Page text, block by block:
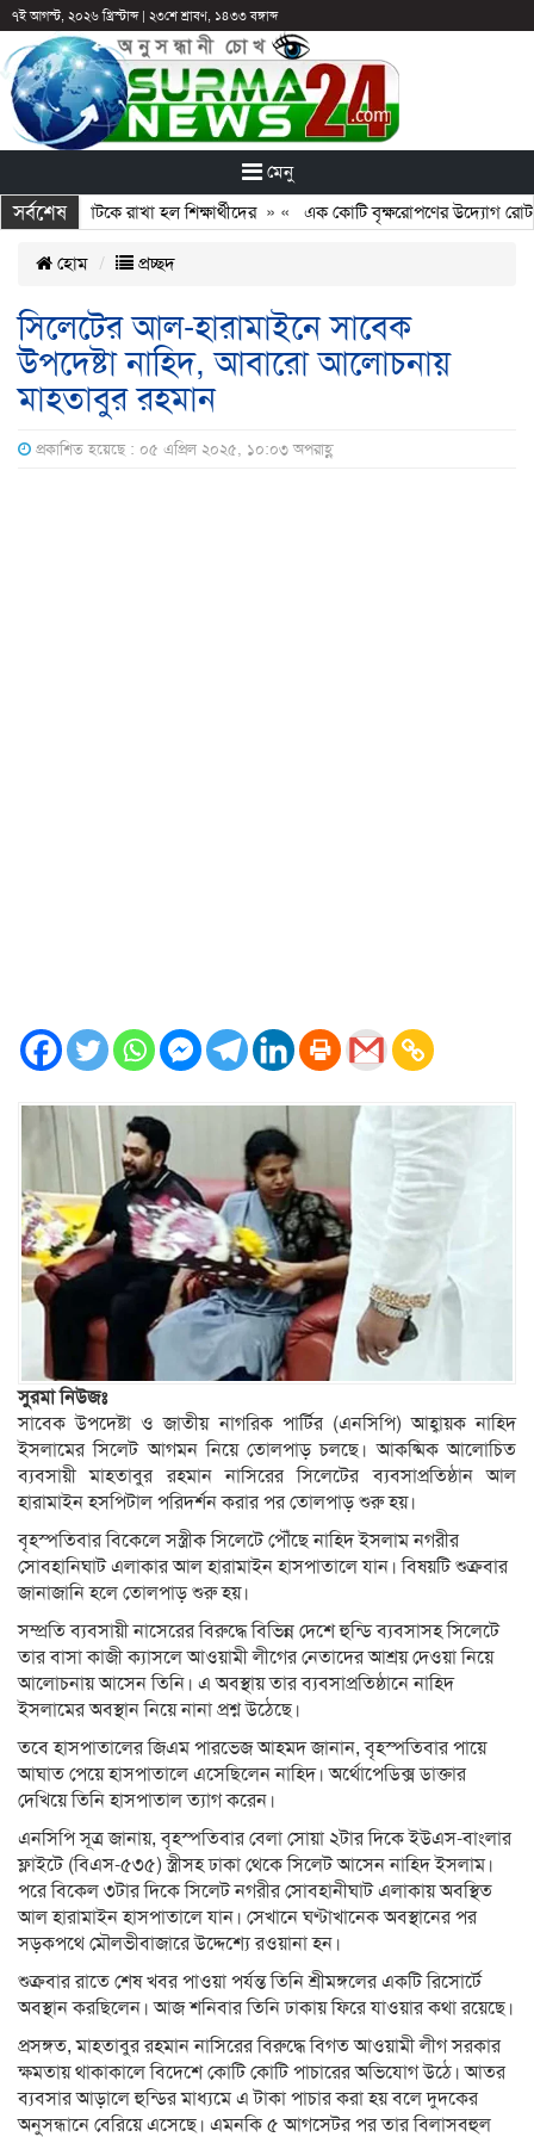
৭ই আগস্ট, ২০২৬ খ্রিস্টাব্দ| ২৩শে শ্রাবণ, ১৪৩৩ বঙ্গাব্দ
মেনু
সর্বশেষ
পরও আটকে রাখা হল শিক্ষার্থীদের» « এক কোটি বৃক্ষরোপণের উদ্যোগ রোটারি
হোম প্রচ্ছদ
সিলেটের আল-হারামাইনে সাবেক
উপদেষ্টা নাহিদ, আবারো আলোচনায়
মাহতাবুর রহমান
প্রকাশিত হয়েছে : ০৫ এপ্রিল ২০২৫, ১০:০৩ অপরাহ্ণ
সুরমা নিউজঃ
সাবেক উপদেষ্টা ও জাতীয় নাগরিক পার্টির (এনসিপি) আহ্বায়ক নাহিদ
ইসলামের সিলেট আগমন নিয়ে তোলপাড় চলছে। আকষ্মিক আলোচিত
ব্যবসায়ী মাহতাবুর রহমান নাসিরের সিলেটের ব্যবসাপ্রতিষ্ঠান আল
হারামাইন হসপিটাল পরিদর্শন করার পর তোলপাড় শুরু হয়।
বৃহস্পতিবার বিকেলে সস্ত্রীক সিলেটে পৌঁছে নাহিদ ইসলাম নগরীর
সোবহানিঘাট এলাকার আল হারামাইন হাসপাতালে যান। বিষয়টি শুক্রবার
জানাজানি হলে তোলপাড় শুরু হয়।
সম্প্রতি ব্যবসায়ী নাসেরের বিরুদ্ধে বিভিন্ন দেশে হুন্ডি ব্যবসাসহ সিলেটে
তার বাসা কাজী ক্যাসলে আওয়ামী লীগের নেতাদের আশ্রয় দেওয়া নিয়ে
আলোচনায় আসেন তিনি। এ অবস্থায় তার ব্যবসাপ্রতিষ্ঠানে নাহিদ
ইসলামের অবস্থান নিয়ে নানা প্রশ্ন উঠেছে।
তবে হাসপাতালের জিএম পারভেজ আহমদ জানান, বৃহস্পতিবার পায়ে
আঘাত পেয়ে হাসপাতালে এসেছিলেন নাহিদ। অর্থোপেডিক্স ডাক্তার
দেখিয়ে তিনি হাসপাতাল ত্যাগ করেন।
এনসিপি সূত্র জানায়, বৃহস্পতিবার বেলা সোয়া ২টার দিকে ইউএস-বাংলার
ফ্লাইটে (বিএস-৫৩৫) স্ত্রীসহ ঢাকা থেকে সিলেট আসেন নাহিদ ইসলাম।
পরে বিকেল ৩টার দিকে সিলেট নগরীর সোবহানীঘাট এলাকায় অবস্থিত
আল হারামাইন হাসপাতালে যান। সেখানে ঘণ্টাখানেক অবস্থানের পর
সড়কপথে মৌলভীবাজারে উদ্দেশ্যে রওয়ানা হন।
শুক্রবার রাতে শেষ খবর পাওয়া পর্যন্ত তিনি শ্রীমঙ্গলের একটি রিসোর্টে
অবস্থান করছিলেন। আজ শনিবার তিনি ঢাকায় ফিরে যাওয়ার কথা রয়েছে।
প্রসঙ্গত, মাহতাবুর রহমান নাসিরের বিরুদ্ধে বিগত আওয়ামী লীগ সরকার
ক্ষমতায় থাকাকালে বিদেশে কোটি কোটি পাচারের অভিযোগ উঠে। আতর
ব্যবসার আড়ালে হুন্ডির মাধ্যমে এ টাকা পাচার করা হয় বলে দুদকের
অনুসন্ধানে বেরিয়ে এসেছে। এমনকি ৫ আগসেটর পর তার বিলাসবহুল